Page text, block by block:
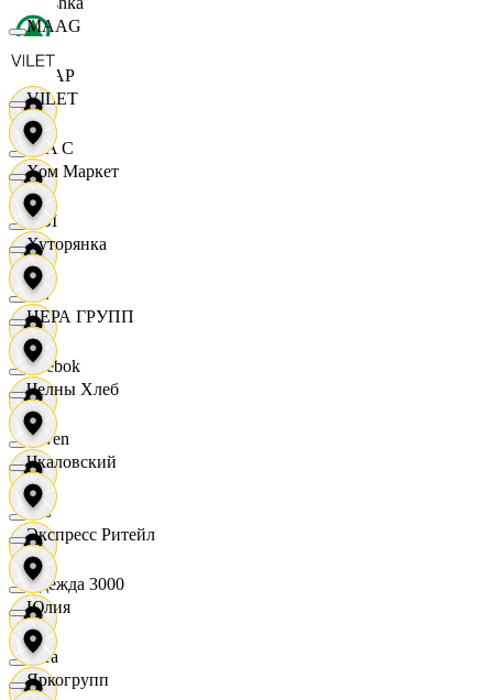
СПАР
M A C
OBI
RE
Reebok
Seven
XC
Одежда 3000
Zara
MAAG
VILET
Хом Маркет
Хуторянка
ЦЕРА ГРУПП
Челны Хлеб
Чкаловский
Экспресс Ритейл
Юлия
Яркогрупп